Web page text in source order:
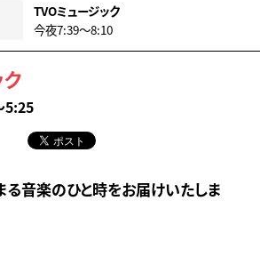
TVOミュージック
今夜7:39〜8:10
5:25
る音楽のひと時をお届けいたしま